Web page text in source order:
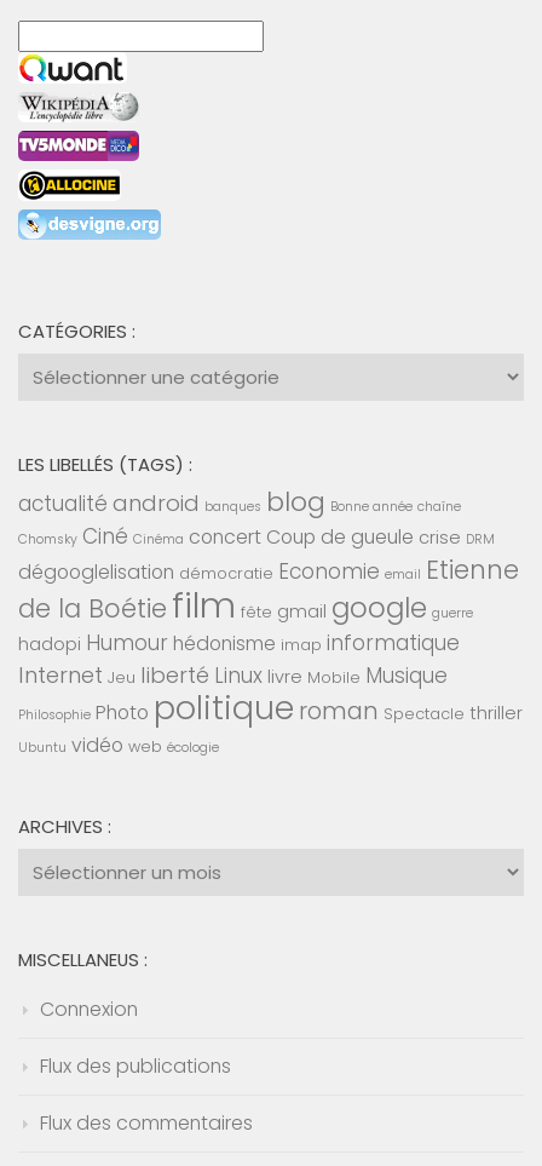
CATÉGORIES :
Catégories
LES LIBELLÉS (TAGS) :
actualité android banques blog Bonne année chaîne
Chomsky Ciné Cinéma concert Coup de gueule crise DRM
dégooglelisation démocratie Economie email Etienne
de la Boétie film fête gmail google guerre
hadopi Humour hédonisme imap informatique
Internet Jeu liberté Linux livre Mobile Musique
Philosophie Photo politique roman Spectacle thriller
Ubuntu vidéo web écologie
ARCHIVES :
Archives
MISCELLANEUS :
Connexion
Flux des publications
Flux des commentaires